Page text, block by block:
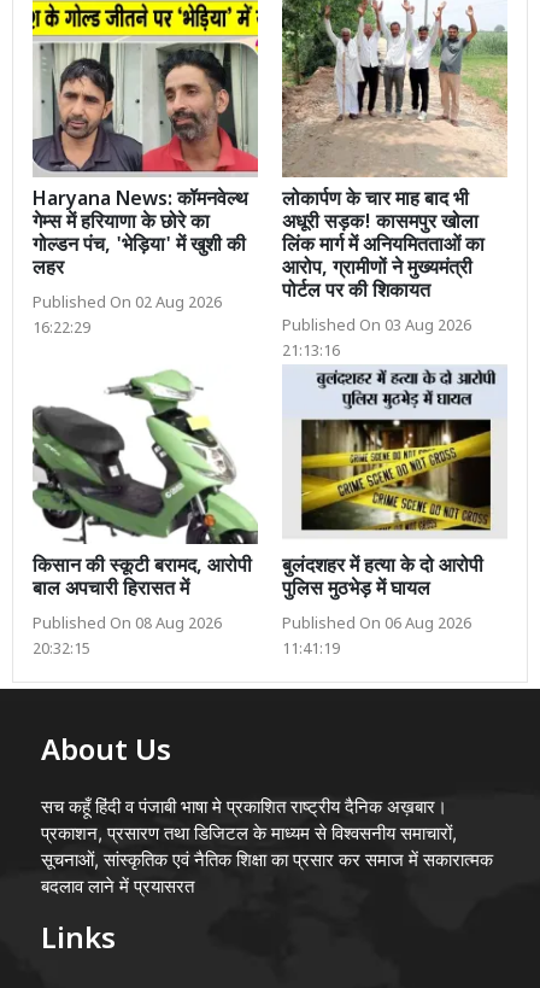
Haryana News: कॉमनवेल्थ
गेम्स में हरियाणा के छोरे का
गोल्डन पंच, 'भेड़िया' में खुशी की
लहर
Published On 02 Aug 2026
16:22:29
लोकार्पण के चार माह बाद भी
अधूरी सड़क! कासमपुर खोला
लिंक मार्ग में अनियमितताओं का
आरोप, ग्रामीणों ने मुख्यमंत्री
पोर्टल पर की शिकायत
Published On 03 Aug 2026
21:13:16
किसान की स्कूटी बरामद, आरोपी
बाल अपचारी हिरासत में
Published On 08 Aug 2026
20:32:15
बुलंदशहर में हत्या के दो आरोपी
पुलिस मुठभेड़ में घायल
Published On 06 Aug 2026
11:41:19
About Us
सच कहूँ हिंदी व पंजाबी भाषा मे प्रकाशित राष्ट्रीय दैनिक अख़बार।
प्रकाशन, प्रसारण तथा डिजिटल के माध्यम से विश्वसनीय समाचारों,
सूचनाओं, सांस्कृतिक एवं नैतिक शिक्षा का प्रसार कर समाज में सकारात्मक
बदलाव लाने में प्रयासरत
Links